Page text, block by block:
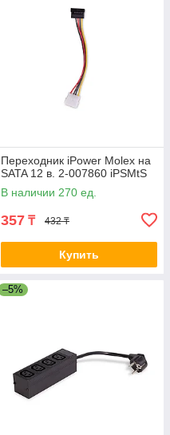
Переходник iPower Molex на
SATA 12 в. 2-007860 iPSMtS
В наличии 270 ед.
357 ₸ 432 ₸
Купить
–5%